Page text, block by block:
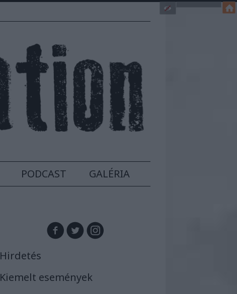
PODCAST GALÉRIA
Hirdetés
Kiemelt események